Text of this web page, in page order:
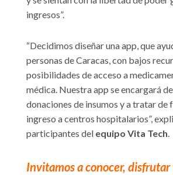
ingresos”.
“Decidimos diseñar una app, que
personas de Caracas, con bajos
posibilidades de acceso a
médica. Nuestra app se encargará
donaciones de insumos y a tratar de
ingreso a centros hospitalarios”,
participantes del equipo Vita Tech.
Invitamos a conocer,